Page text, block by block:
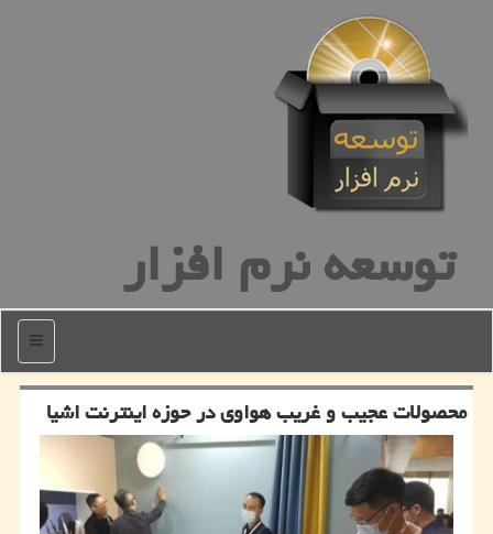
توسعه نرم افزار
منو
محصولات عجیب و غریب هواوی در حوزه اینترنت اشیا